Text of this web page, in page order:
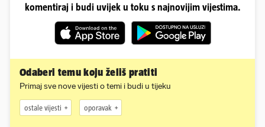
komentiraj i budi uvijek u toku s najnovijim vijestima.
Odaberi temu koju želiš pratiti
Primaj sve nove vijesti o temi i budi u tijeku
ostale vijesti oporavak